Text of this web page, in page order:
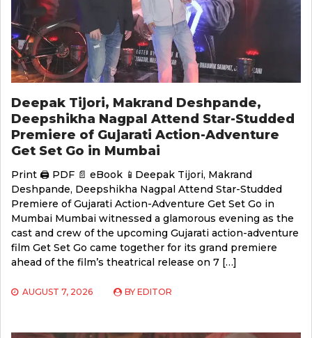
Deepak Tijori, Makrand Deshpande,
Deepshikha Nagpal Attend Star-Studded
Premiere of Gujarati Action-Adventure
Get Set Go in Mumbai
Print 🖨 PDF 📄 eBook 📱Deepak Tijori, Makrand
Deshpande, Deepshikha Nagpal Attend Star-Studded
Premiere of Gujarati Action-Adventure Get Set Go in
Mumbai Mumbai witnessed a glamorous evening as the
cast and crew of the upcoming Gujarati action-adventure
film Get Set Go came together for its grand premiere
ahead of the film’s theatrical release on 7 […]
AUGUST 7, 2026 BY EDITOR